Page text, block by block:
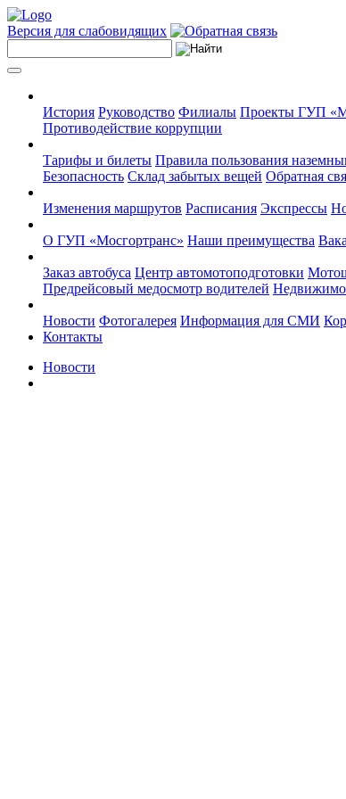
Версия для слабовидящих
История Руководство Филиалы Проекты ГУП
Противодействие коррупции
Тарифы и билеты Правила пользования
Безопасность Склад забытых вещей Обратная
Изменения маршрутов Расписания Экспрессы
О ГУП «Мосгортранс» Наши преимущества
Заказ автобуса Центр автомотоподготовки
Предрейсовый медосмотр водителей
Новости Фотогалерея Информация для СМИ
Контакты
Новости